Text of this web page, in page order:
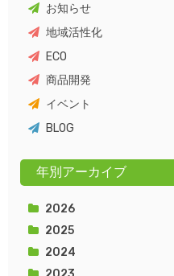
お知らせ
地域活性化
ECO
商品開発
イベント
BLOG
年別アーカイブ
2026
2025
2024